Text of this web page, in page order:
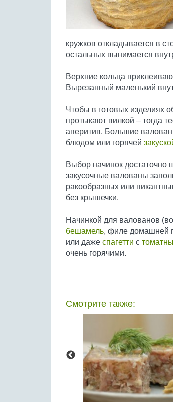
кружков откладывается в
остальных вынимается
Верхние кольца
Вырезанный маленький
Чтобы в готовых изделиях
протыкают вилкой – тогда
аперитив. Большие
блюдом или горячей
Выбор начинок достаточно
закусочные валованы
ракообразных или
без крышечки.
Начинкой для валованов
бешамель, филе домашней
или даже спагетти с
очень горячими.
Смотрите также: